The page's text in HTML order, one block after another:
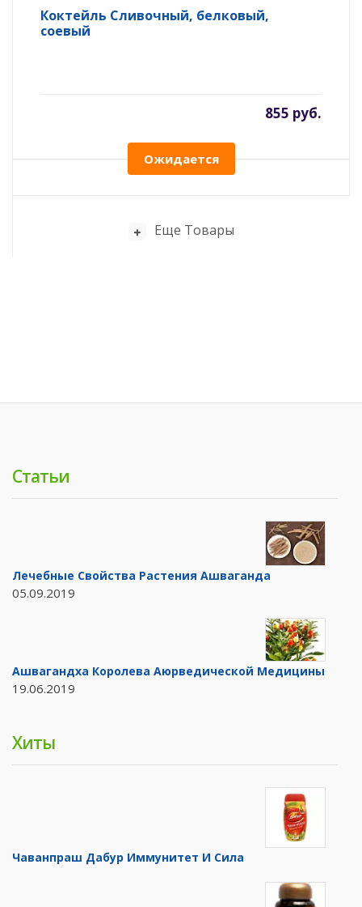
Коктейль Сливочный, белковый,
соевый
855 руб.
Ожидается
Еще Товары
Статьи
Лечебные Свойства Растения Ашваганда
05.09.2019
Ашвагандха Королева Аюрведической Медицины
19.06.2019
Хиты
Чаванпраш Дабур Иммунитет И Сила